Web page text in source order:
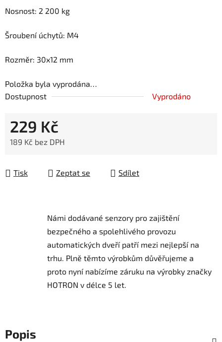
Nosnost: 2 200 kg
Šroubení úchytů: M4
Rozměr: 30x12 mm
Položka byla vyprodána…
Dostupnost
Vyprodáno
229 Kč
189 Kč bez DPH
Tisk
Zeptat se Sdílet
Námi dodávané senzory pro zajištění
bezpečného a spolehlivého provozu
automatických dveří patří mezi nejlepší na
trhu. Plně těmto výrobkům důvěřujeme a
proto nyní nabízíme záruku na výrobky značky
HOTRON v délce 5 let.
Popis